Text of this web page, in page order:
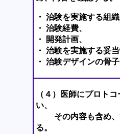
・ 治験を実施する組織
・ 治験経費、
・ 開発計画、
・ 治験を実施する妥当
・ 治験デザインの骨
（４）医師にプロト
い、
その内容も含め、
る。